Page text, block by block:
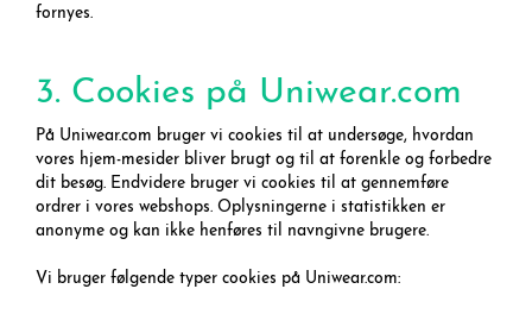
fornyes.
3. Cookies på Uniwear.com
På Uniwear.com bruger vi cookies til at undersøge, hvordan
vores hjem-mesider bliver brugt og til at forenkle og forbedre
dit besøg. Endvidere bruger vi cookies til at gennemføre
ordrer i vores webshops. Oplysningerne i statistikken er
anonyme og kan ikke henføres til navngivne brugere.
Vi bruger følgende typer cookies på Uniwear.com: